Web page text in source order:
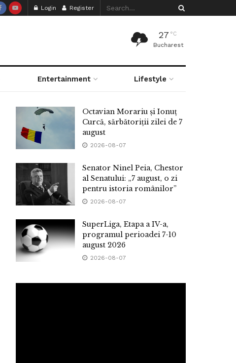
Login Register
27 °C
Bucharest
Entertainment Lifestyle
Octavian Morariu și Ionuț
Curcă, sărbătoriții zilei de 7
august
2026-08-07
Senator Ninel Peia, Chestor
al Senatului: „7 august, o zi
pentru istoria românilor”
2026-08-07
SuperLiga, Etapa a IV-a,
programul perioadei 7-10
august 2026
2026-08-07